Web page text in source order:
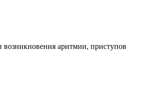
возникновения аритмии, приступов